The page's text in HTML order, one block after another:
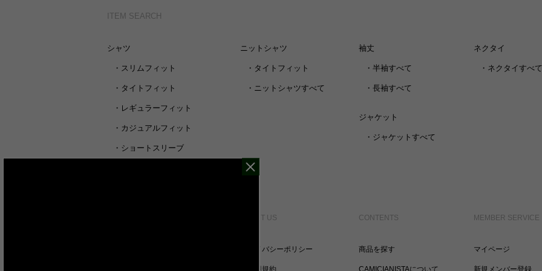
ITEM SEARCH
シャツ
・ スリムフィット
・ タイトフィット
・ レギュラーフィット
・ カジュアルフィット
・ ショートスリーブ
ニットシャツ
・ タイトフィット
・ ニットシャツすべて
袖丈
・ 半袖すべて
・ 長袖すべて
ジャケット
・ ジャケットすべて
ネクタイ
・ ネクタイすべて
ABOUT US
プライバシーポリシー
CONTENTS
商品を探す
MEMBER SERVICE
マイページ